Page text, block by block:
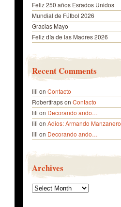
Feliz 250 años Esrados Unidos
Mundial de Fútbol 2026
Gracias Mayo
Feliz día de las Madres 2026
Recent Comments
lili on Contacto
Robertfrapson Contacto
lili on Decorando ando…
lili on Adios: Armando Manzanero
lili on Decorando ando…
Archives
Archives